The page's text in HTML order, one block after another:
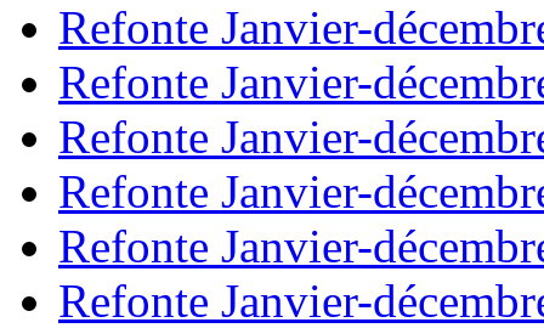
Refonte Janvier-
Refonte Janvier-
Refonte Janvier-
Refonte Janvier-
Refonte Janvier-
Refonte Janvier-